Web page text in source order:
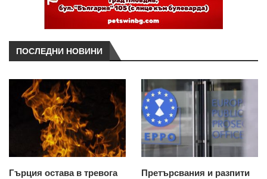
ПОСЛЕДНИ НОВИНИ
Гърция остава в тревога
Претърсвания и разпити